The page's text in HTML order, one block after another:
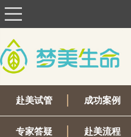
赴美试管 成功案例
专家答疑 赴美流程